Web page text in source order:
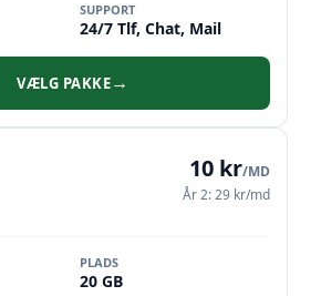
SUPPORT
24/7 Tlf, Chat, Mail
VÆLG PAKKE→
10 kr/MD
År 2: 29 kr/md
PLADS
20 GB